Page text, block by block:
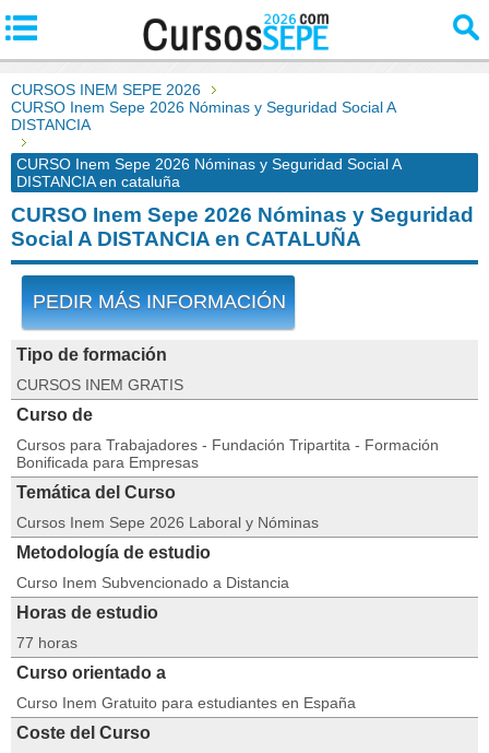
CURSOS INEM SEPE 2026
CURSO Inem Sepe 2026 Nóminas y Seguridad Social A
DISTANCIA
CURSO Inem Sepe 2026 Nóminas y Seguridad Social A
DISTANCIA en cataluña
CURSO Inem Sepe 2026 Nóminas y Seguridad
Social A DISTANCIA en CATALUÑA
PEDIR MÁS INFORMACIÓN
Tipo de formación
CURSOS INEM GRATIS
Curso de
Cursos para Trabajadores - Fundación Tripartita - Formación
Bonificada para Empresas
Temática del Curso
Cursos Inem Sepe 2026 Laboral y Nóminas
Metodología de estudio
Curso Inem Subvencionado a Distancia
Horas de estudio
77 horas
Curso orientado a
Curso Inem Gratuito para estudiantes en España
Coste del Curso